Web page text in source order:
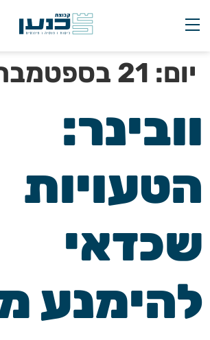
יום: 21 בספטמבר 2022
וובינר:
הטעויות
שכדאי
להימנע